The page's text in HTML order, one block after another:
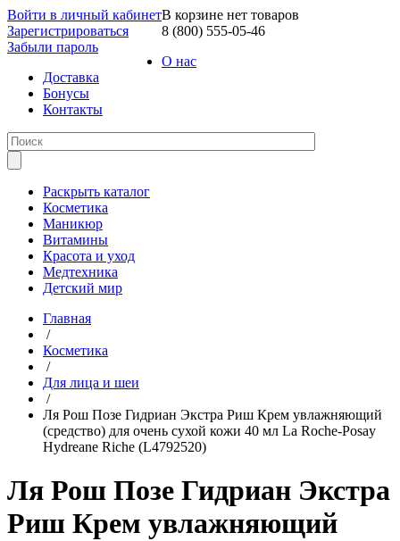
Войти в личный кабинет
Зарегистрироваться
Забыли пароль
В корзине нет товаров
8 (800) 555-05-46
О нас
Доставка
Бонусы
Контакты
Раскрыть каталог
Косметика
Маникюр
Витамины
Красота и уход
Медтехника
Детский мир
Главная
/
Косметика
/
Для лица и шеи
/
Ля Рош Позе Гидриан Экстра Риш Крем увлажняющий
(средство) для очень сухой кожи 40 мл La Roche-Posay
Hydreane Riche (L4792520)
Ля Рош Позе Гидриан Экстра
Риш Крем увлажняющий